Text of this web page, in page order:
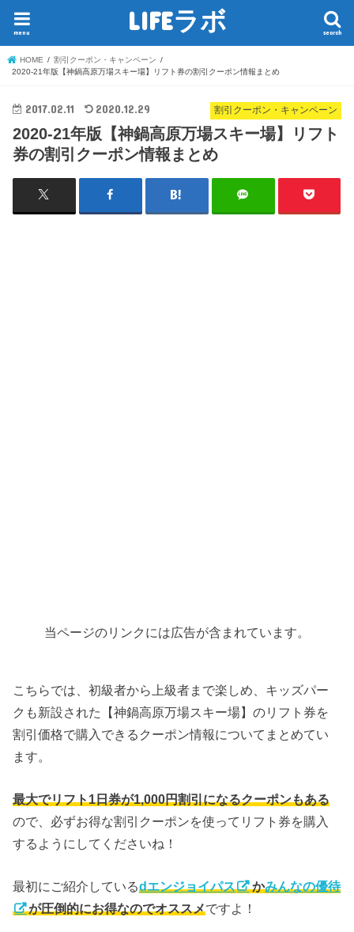
LIFEラボ search
menu
HOME
割引クーポン・キャンペーン
2020-21年版【神鍋高原万場スキー場】リフト券の割引クーポン情報まとめ
割引クーポン・キャンペーン
2017.02.11 2020.12.29
2020-21年版【神鍋高原万場スキー場】リフト
券の割引クーポン情報まとめ
当ページのリンクには広告が含まれています。
こちらでは、初級者から上級者まで楽しめ、キッズパー
クも新設された【神鍋高原万場スキー場】のリフト券を
割引価格で購入できるクーポン情報についてまとめてい
ます。
最大でリフト1日券が1,000円割引になるクーポンもある
ので、必ずお得な割引クーポンを使ってリフト券を購入
するようにしてくださいね！
最初にご紹介しているdエンジョイパス かみんなの優待
が圧倒的にお得なのでオススメですよ！